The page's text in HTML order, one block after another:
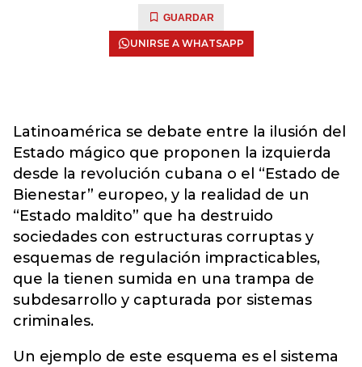
GUARDAR
UNIRSE A WHATSAPP
Latinoamérica se debate entre la ilusión del
Estado mágico que proponen la izquierda
desde la revolución cubana o el “Estado de
Bienestar” europeo, y la realidad de un
“Estado maldito” que ha destruido
sociedades con estructuras corruptas y
esquemas de regulación impracticables,
que la tienen sumida en una trampa de
subdesarrollo y capturada por sistemas
criminales.
Un ejemplo de este esquema es el sistema